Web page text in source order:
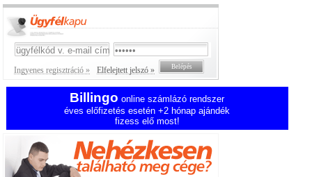
Ingyenes regisztráció » Elfelejtett jelszó »
Billingo online számlázó rendszer
éves előfizetés esetén +2 hónap ajándék
fizess elő most!